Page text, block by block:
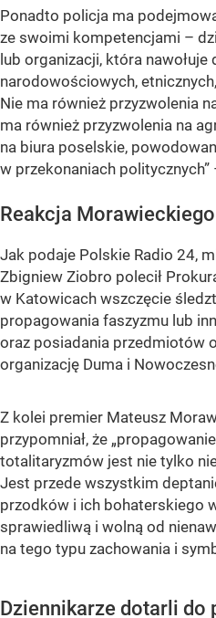
Ponadto policja ma
ze swoimi kompetencjami –
lub organizacji, która
narodowościowych,
Nie ma również przyzwolenia
ma również przyzwolenia na
na biura poselskie,
w przekonaniach politycznych”
Reakcja
Jak podaje Polskie Radio 24,
Zbigniew Ziobro polecił
w Katowicach wszczęcie
propagowania faszyzmu lub
oraz posiadania przedmiotów
organizację Duma i
Z kolei premier Mateusz
przypomniał, że
totalitaryzmów jest nie tylko
Jest przede wszystkim
przodków i ich bohaterskiego
sprawiedliwą i wolną od
na tego typu zachowania i
Dziennikarze dotarli do